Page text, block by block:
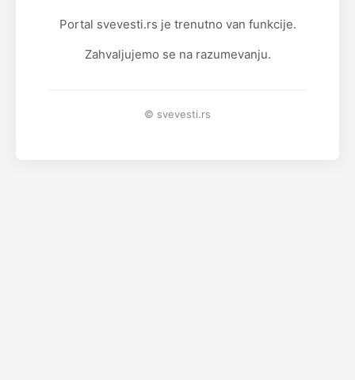
Portal svevesti.rs je trenutno van funkcije.
Zahvaljujemo se na razumevanju.
© svevesti.rs